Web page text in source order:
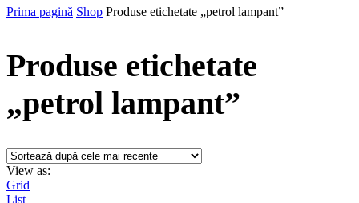
Prima pagină Shop Produse etichetate „petrol lampant”
Produse etichetate
„petrol lampant”
View as:
Grid
List